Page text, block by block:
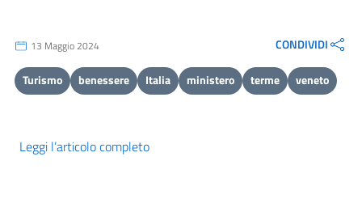
13 Maggio 2024 CONDIVIDI
Turismo benessere Italia ministero terme veneto
Leggi l’articolo completo